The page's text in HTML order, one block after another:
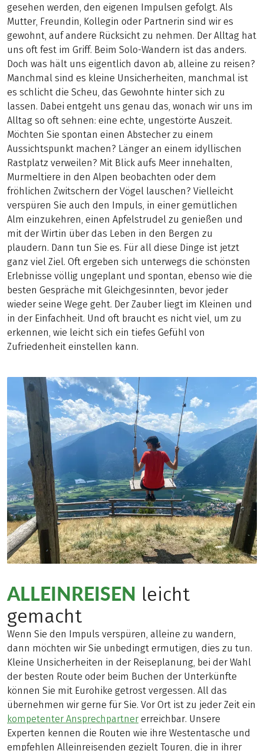
gesehen werden, den eigenen Impulsen gefolgt. Als
Mutter, Freundin, Kollegin oder Partnerin sind wir es
gewohnt, auf andere Rücksicht zu nehmen. Der Alltag hat
uns oft fest im Griff. Beim Solo-Wandern ist das anders.
Doch was hält uns eigentlich davon ab, alleine zu reisen?
Manchmal sind es kleine Unsicherheiten, manchmal ist
es schlicht die Scheu, das Gewohnte hinter sich zu
lassen. Dabei entgeht uns genau das, wonach wir uns im
Alltag so oft sehnen: eine echte, ungestörte Auszeit.
Möchten Sie spontan einen Abstecher zu einem
Aussichtspunkt machen? Länger an einem idyllischen
Rastplatz verweilen? Mit Blick aufs Meer innehalten,
Murmeltiere in den Alpen beobachten oder dem
fröhlichen Zwitschern der Vögel lauschen? Vielleicht
verspüren Sie auch den Impuls, in einer gemütlichen
Alm einzukehren, einen Apfelstrudel zu genießen und
mit der Wirtin über das Leben in den Bergen zu
plaudern. Dann tun Sie es. Für all diese Dinge ist jetzt
ganz viel Ziel. Oft ergeben sich unterwegs die schönsten
Erlebnisse völlig ungeplant und spontan, ebenso wie die
besten Gespräche mit Gleichgesinnten, bevor jeder
wieder seine Wege geht. Der Zauber liegt im Kleinen und
in der Einfachheit. Und oft braucht es nicht viel, um zu
erkennen, wie leicht sich ein tiefes Gefühl von
Zufriedenheit einstellen kann.
ALLEINREISEN leicht
gemacht
Wenn Sie den Impuls verspüren, alleine zu wandern,
dann möchten wir Sie unbedingt ermutigen, dies zu tun.
Kleine Unsicherheiten in der Reiseplanung, bei der Wahl
der besten Route oder beim Buchen der Unterkünfte
können Sie mit Eurohike getrost vergessen. All das
übernehmen wir gerne für Sie. Vor Ort ist zu jeder Zeit ein
kompetenter Ansprechpartner erreichbar. Unsere
Experten kennen die Routen wie ihre Westentasche und
empfehlen Alleinreisenden gezielt Touren, die in ihrer